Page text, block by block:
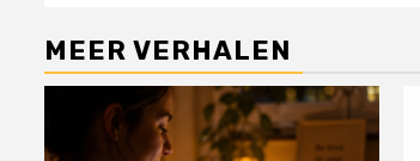
MEER VERHALEN